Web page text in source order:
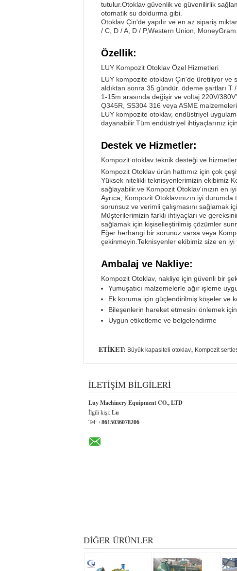
tutulur.Otoklav güvenlik ve güvenilirlik
otomatik su doldurma gibi.
Otoklav Çin'de yapılır ve en az sipariş
/ C, D / A, D / P,Western Union,
Özellik:
LUY Kompozit Otoklav Özel Hizmetleri
LUY kompozite otoklavı Çin'de üretiliyor ve
aldıktan sonra 35 gündür. ödeme şartları
1-15m arasında değişir ve voltaj 220V/
Q345R, SS304 316 veya ASME
LUY kompozite otoklav, endüstriyel
dayanabilir.Tüm endüstriyel ihtiyaçlarınız
Destek ve Hizmetler:
Kompozit otoklav teknik desteği ve
Kompozit Otoklav ürün hattımız için çok
Yüksek nitelikli teknisyenlerimizin ekibimiz
sağlayabilir.ve Kompozit Otoklav'ınızın en
Ayrıca, Kompozit Otoklavınızın iyi
sorunsuz ve verimli çalışmasını sağlamak
Müşterilerimizin farklı ihtiyaçları ve
sağlamak için kişiselleştirilmiş çözümler
Eğer herhangi bir sorunuz varsa veya
çekinmeyin.Teknisyenler ekibimiz size en
Ambalaj ve Nakliye:
Kompozit Otoklav, nakliye için güvenli bir
Yumuşatıcı malzemelerle ağır işleme
Ek koruma için güçlendirilmiş köşeler ve
Bileşenlerin hareket etmesini önlemek için
Uygun etiketleme ve belgelendirme
ETIKET: Büyük kapasiteli otoklav, Kompozit
İLETIŞIM BILGILERI
Luy Machinery Equipment CO., LTD
İlgili kişi: Lu
Tel: +8615036078206
DIĞER ÜRÜNLER